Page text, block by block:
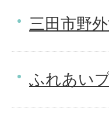
三田市野
ふれあい